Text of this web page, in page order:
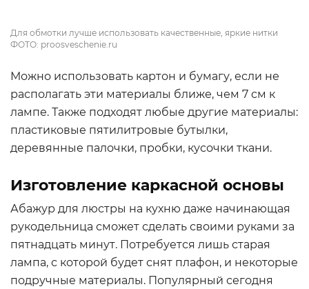
Для обмотки лучше использовать качественные, яркие нитки
ФОТО: proosveschenie.ru
Можно использовать картон и бумагу, если не
располагать эти материалы ближе, чем 7 см к
лампе. Также подходят любые другие материалы:
пластиковые пятилитровые бутылки,
деревянные палочки, пробки, кусочки ткани.
Изготовление каркасной основы
Абажур для люстры на кухню даже начинающая
рукодельница сможет сделать своими руками за
пятнадцать минут. Потребуется лишь старая
лампа, с которой будет снят плафон, и некоторые
подручные материалы. Популярный сегодня